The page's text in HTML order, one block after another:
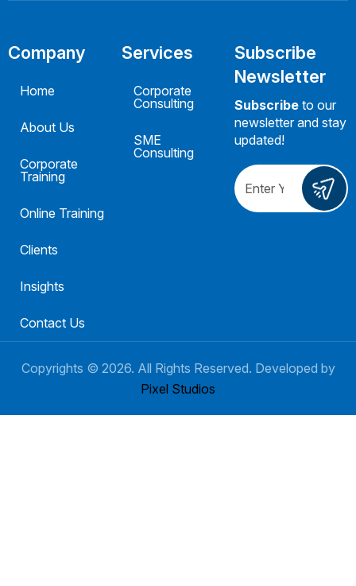
Company
Home
About Us
Corporate
Training
Online Training
Clients
Insights
Contact Us
Services
Corporate
Consulting
SME
Consulting
Subscribe
Newsletter
Subscribe to our
newsletter and stay
updated!
Copyrights © 2026. All Rights Reserved. Developed by
Pixel Studios